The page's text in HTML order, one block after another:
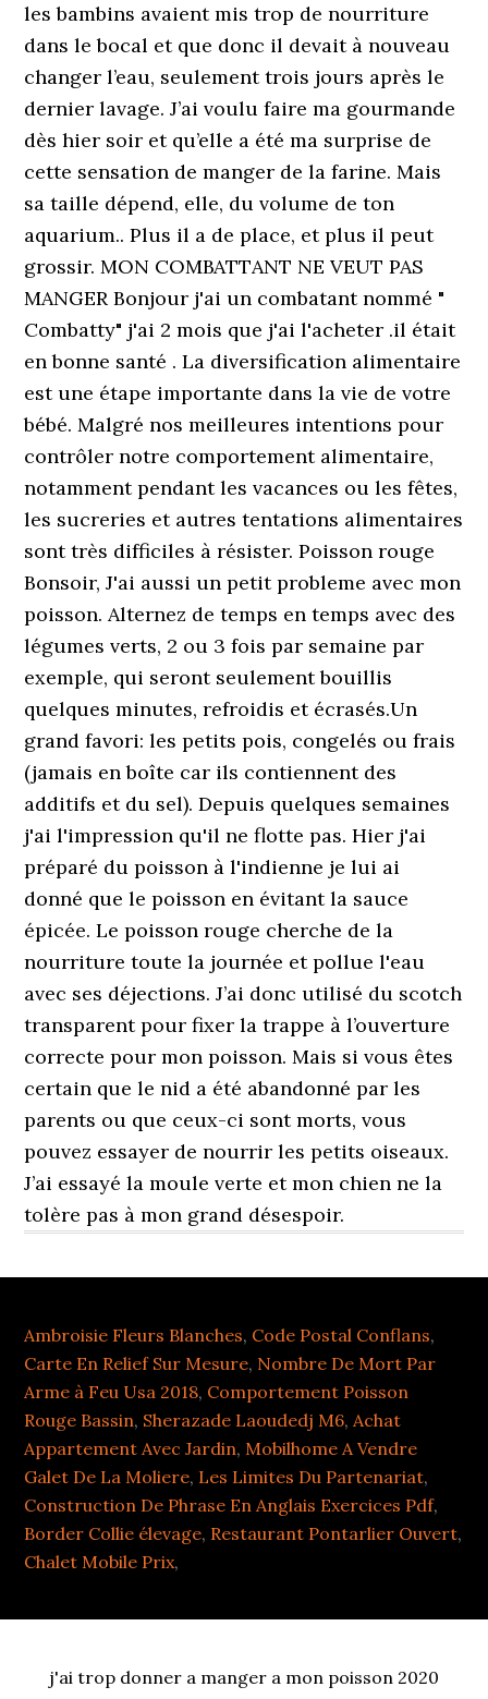
les bambins avaient mis trop de nourriture
dans le bocal et que donc il devait à nouveau
changer l’eau, seulement trois jours après le
dernier lavage. J’ai voulu faire ma gourmande
dès hier soir et qu’elle a été ma surprise de
cette sensation de manger de la farine. Mais
sa taille dépend, elle, du volume de ton
aquarium.. Plus il a de place, et plus il peut
grossir. MON COMBATTANT NE VEUT PAS
MANGER Bonjour j'ai un combatant nommé "
Combatty" j'ai 2 mois que j'ai l'acheter .il était
en bonne santé . La diversification alimentaire
est une étape importante dans la vie de votre
bébé. Malgré nos meilleures intentions pour
contrôler notre comportement alimentaire,
notamment pendant les vacances ou les fêtes,
les sucreries et autres tentations alimentaires
sont très difficiles à résister. Poisson rouge
Bonsoir, J'ai aussi un petit probleme avec mon
poisson. Alternez de temps en temps avec des
légumes verts, 2 ou 3 fois par semaine par
exemple, qui seront seulement bouillis
quelques minutes, refroidis et écrasés.Un
grand favori: les petits pois, congelés ou frais
(jamais en boîte car ils contiennent des
additifs et du sel). Depuis quelques semaines
j'ai l'impression qu'il ne flotte pas. Hier j'ai
préparé du poisson à l'indienne je lui ai
donné que le poisson en évitant la sauce
épicée. Le poisson rouge cherche de la
nourriture toute la journée et pollue l'eau
avec ses déjections. J’ai donc utilisé du scotch
transparent pour fixer la trappe à l’ouverture
correcte pour mon poisson. Mais si vous êtes
certain que le nid a été abandonné par les
parents ou que ceux-ci sont morts, vous
pouvez essayer de nourrir les petits oiseaux.
J’ai essayé la moule verte et mon chien ne la
tolère pas à mon grand désespoir.
Ambroisie Fleurs Blanches, Code Postal Conflans,
Carte En Relief Sur Mesure, Nombre De Mort Par
Arme à Feu Usa 2018, Comportement Poisson
Rouge Bassin, Sherazade Laoudedj M6,Achat
Appartement Avec Jardin,Mobilhome A Vendre
Galet De La Moliere, Les Limites Du Partenariat,
Construction De Phrase En Anglais Exercices Pdf,
Border Collie élevage, Restaurant Pontarlier Ouvert,
Chalet Mobile Prix,
j'ai trop donner a manger a mon poisson 2020